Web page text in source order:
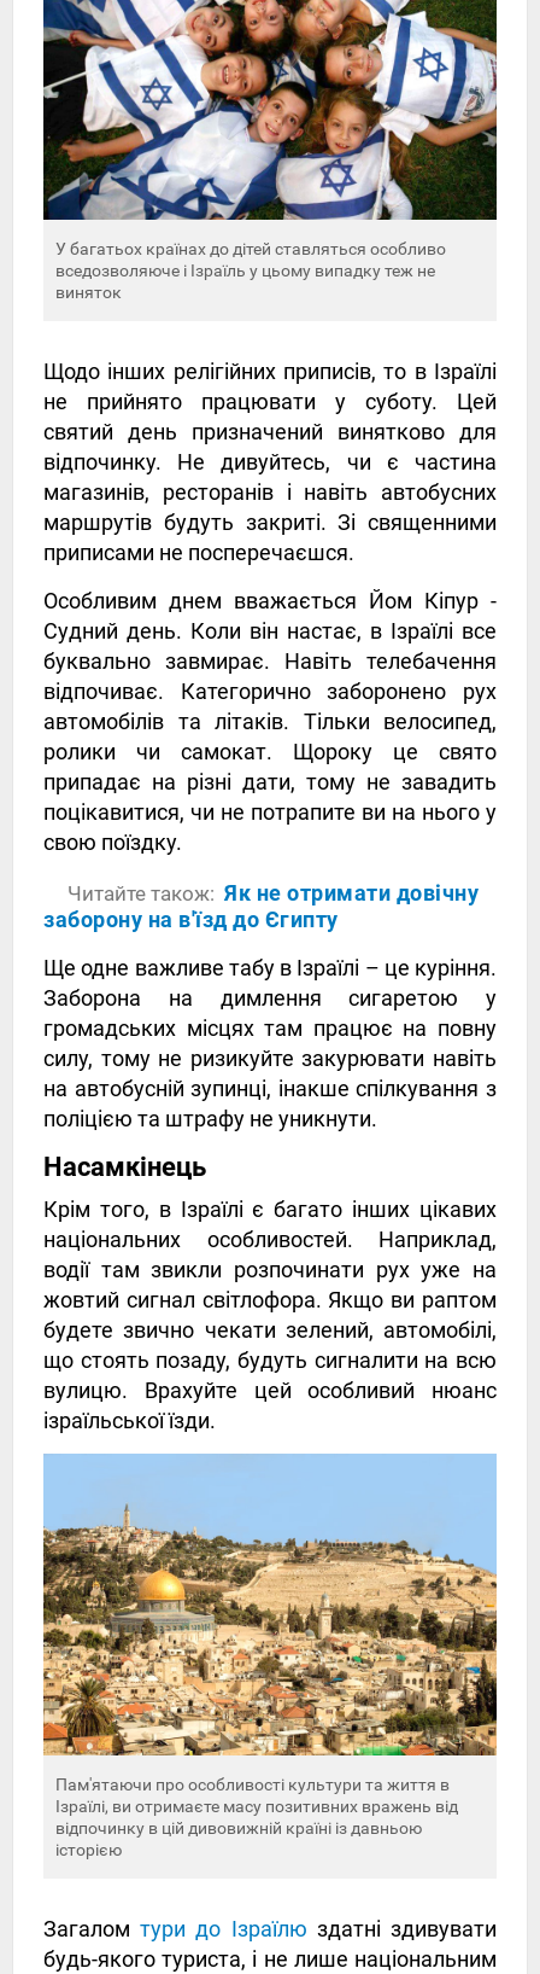
У багатьох країнах до дітей ставляться особливо
вседозволяюче і Ізраїль у цьому випадку теж не
виняток
Щодо інших релігійних приписів, то в Ізраїлі
не прийнято працювати у суботу. Цей
святий день призначений винятково для
відпочинку. Не дивуйтесь, чи є частина
магазинів, ресторанів і навіть автобусних
маршрутів будуть закриті. Зі священними
приписами не посперечаєшся.
Особливим днем ​​вважається Йом Кіпур -
Судний день. Коли він настає, в Ізраїлі все
буквально завмирає. Навіть телебачення
відпочиває. Категорично заборонено рух
автомобілів та літаків. Тільки велосипед,
ролики чи самокат. Щороку це свято
припадає на різні дати, тому не завадить
поцікавитися, чи не потрапите ви на нього у
свою поїздку.
Читайте також: Як не отримати довічну
заборону на в'їзд до Єгипту
Ще одне важливе табу в Ізраїлі – це куріння.
Заборона на димлення сигаретою у
громадських місцях там працює на повну
силу, тому не ризикуйте закурювати навіть
на автобусній зупинці, інакше спілкування з
поліцією та штрафу не уникнути.
Насамкінець
Крім того, в Ізраїлі є багато інших цікавих
національних особливостей. Наприклад,
водії там звикли розпочинати рух уже на
жовтий сигнал світлофора. Якщо ви раптом
будете звично чекати зелений, автомобілі,
що стоять позаду, будуть сигналити на всю
вулицю. Врахуйте цей особливий нюанс
ізраїльської їзди.
Пам'ятаючи про особливості культури та життя в
Ізраїлі, ви отримаєте масу позитивних вражень від
відпочинку в цій дивовижній країні із давньою
історією
Загаломтури до Ізраїлю здатні здивувати
будь-якого туриста, і не лише національним